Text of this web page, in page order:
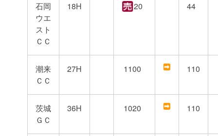
石岡
ウエ
スト
ＣＣ
18H 20 44
潮来
ＣＣ
27H 1100 110
茨城
ＧＣ
36H 1020 110